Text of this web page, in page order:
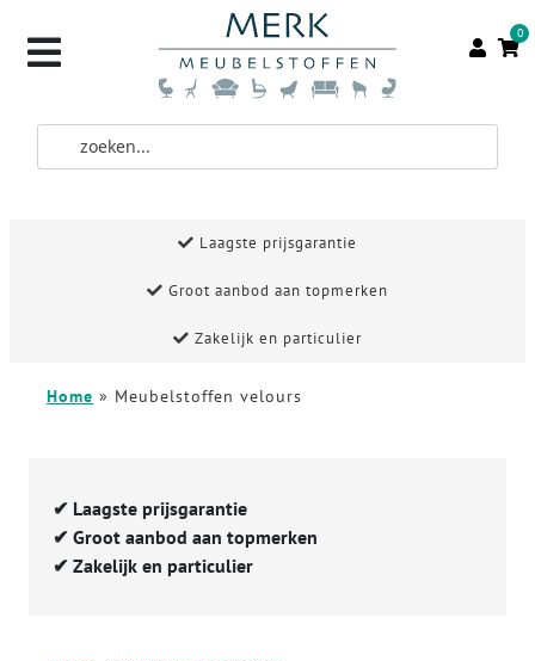
0
Laagste prijsgarantie
Groot aanbod aan topmerken
Zakelijk en particulier
Home » Meubelstoffen velours
✔ Laagste prijsgarantie
✔ Groot aanbod aan topmerken
✔ Zakelijk en particulier